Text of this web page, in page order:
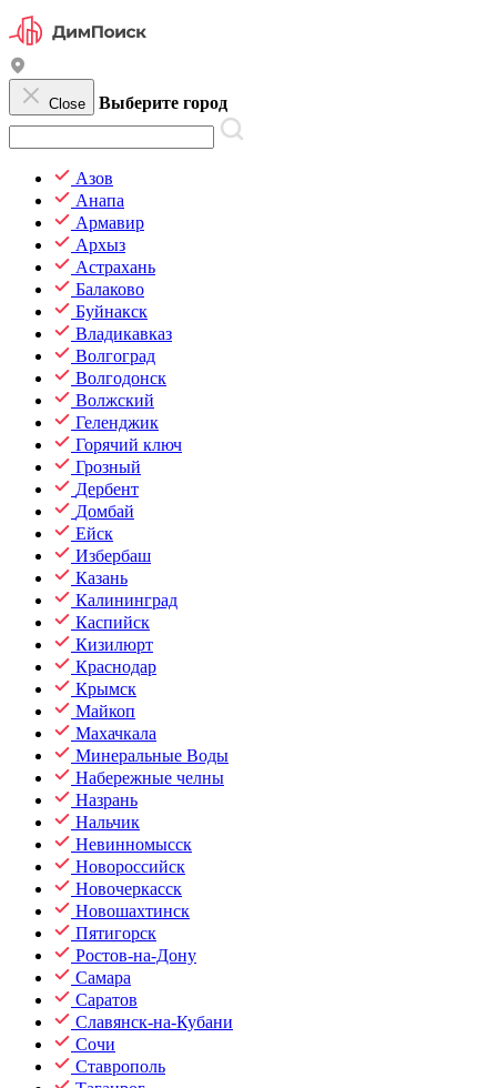
Close Выберите город
Азов
Анапа
Армавир
Архыз
Астрахань
Балаково
Буйнакск
Владикавказ
Волгоград
Волгодонск
Волжский
Геленджик
Горячий ключ
Грозный
Дербент
Домбай
Ейск
Избербаш
Казань
Калининград
Каспийск
Кизилюрт
Краснодар
Крымск
Майкоп
Махачкала
Минеральные Воды
Набережные челны
Назрань
Нальчик
Невинномысск
Новороссийск
Новочеркасск
Новошахтинск
Пятигорск
Ростов-на-Дону
Самара
Саратов
Славянск-на-Кубани
Сочи
Ставрополь